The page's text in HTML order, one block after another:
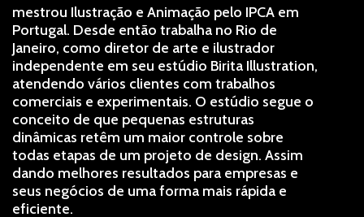
mestrou Ilustração e Animação pelo IPCA em
Portugal. Desde então trabalha no Rio de
Janeiro, como diretor de arte e ilustrador
independente em seu estúdio Birita Illustration,
atendendo vários clientes com trabalhos
comerciais e experimentais. O estúdio segue o
conceito de que pequenas estruturas
dinâmicas retêm um maior controle sobre
todas etapas de um projeto de design. Assim
dando melhores resultados para empresas e
seus negócios de uma forma mais rápida e
eficiente.